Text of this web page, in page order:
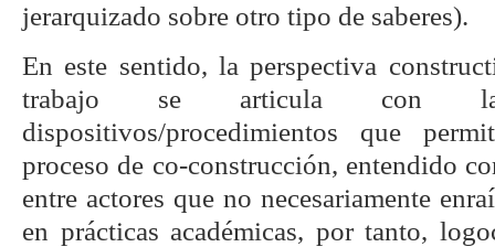
jerarquizado sobre otro tipo de saberes).
En este sentido, la perspectiva
trabajo se articula con
dispositivos/procedimientos que
proceso de co-construcción, entendido
entre actores que no necesariamente
en prácticas académicas, por tanto,